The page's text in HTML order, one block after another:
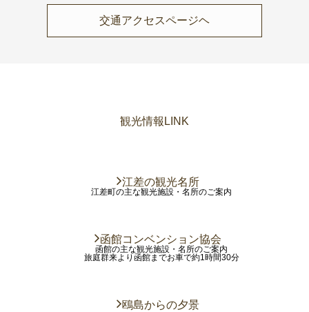
交通アクセスページヘ
観光情報LINK
江差の観光名所
江差町の主な観光施設・名所のご案内
函館コンベンション協会
函館の主な観光施設・名所のご案内
旅庭群来より函館までお車で約1時間30分
鴎島からの夕景